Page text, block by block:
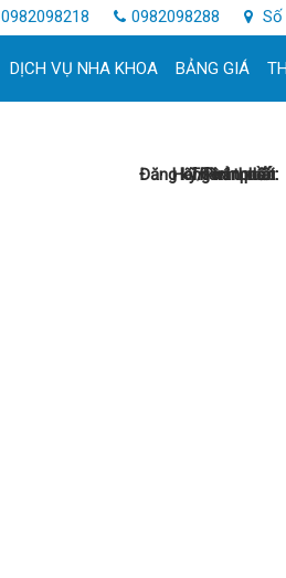
0982098218 0982098288
DỊCH VỤ NHA KHOA BẢNG GIÁ
Tên thuốc:
Thành phần:
Hãng xản xuất:
Đăng ký/Phân phối: